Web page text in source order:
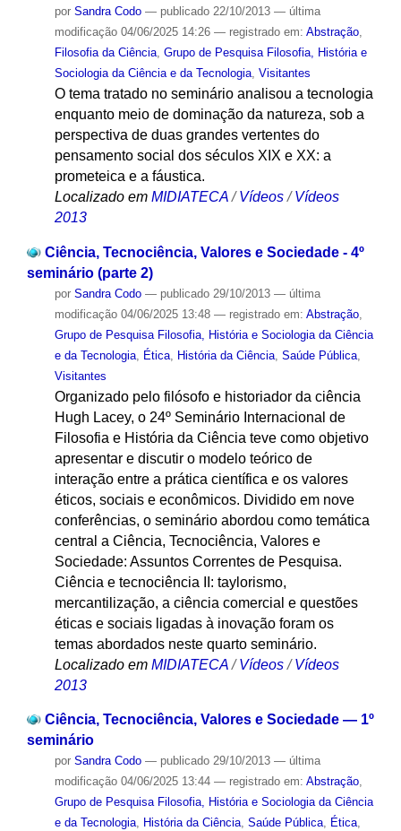
por Sandra Codo — publicado22/10/2013 — última
modificação04/06/2025 14:26 — registrado em: Abstração,
Filosofia da Ciência, Grupo de Pesquisa Filosofia, História e
Sociologia da Ciência e da Tecnologia, Visitantes
O tema tratado no seminário analisou a tecnologia
enquanto meio de dominação da natureza, sob a
perspectiva de duas grandes vertentes do
pensamento social dos séculos XIX e XX: a
prometeica e a fáustica.
Localizado em MIDIATECA /Vídeos /Vídeos
2013
Ciência, Tecnociência, Valores e Sociedade - 4º
seminário (parte 2)
por Sandra Codo — publicado29/10/2013 — última
modificação04/06/2025 13:48 — registrado em: Abstração,
Grupo de Pesquisa Filosofia, História e Sociologia da Ciência
e da Tecnologia, Ética, História da Ciência, Saúde Pública,
Visitantes
Organizado pelo filósofo e historiador da ciência
Hugh Lacey, o 24º Seminário Internacional de
Filosofia e História da Ciência teve como objetivo
apresentar e discutir o modelo teórico de
interação entre a prática científica e os valores
éticos, sociais e econômicos. Dividido em nove
conferências, o seminário abordou como temática
central a Ciência, Tecnociência, Valores e
Sociedade: Assuntos Correntes de Pesquisa.
Ciência e tecnociência II: taylorismo,
mercantilização, a ciência comercial e questões
éticas e sociais ligadas à inovação foram os
temas abordados neste quarto seminário.
Localizado em MIDIATECA /Vídeos /Vídeos
2013
Ciência, Tecnociência, Valores e Sociedade — 1º
seminário
por Sandra Codo — publicado29/10/2013 — última
modificação04/06/2025 13:44 — registrado em: Abstração,
Grupo de Pesquisa Filosofia, História e Sociologia da Ciência
e da Tecnologia, História da Ciência, Saúde Pública, Ética,